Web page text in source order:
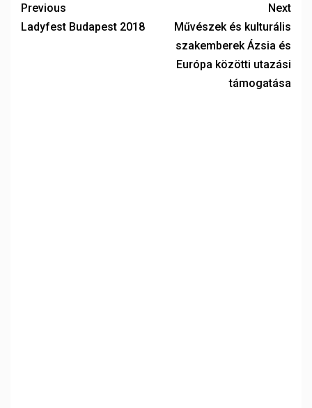
Previous
Ladyfest Budapest 2018
Next
Művészek és kulturális
szakemberek Ázsia és
Európa közötti utazási
támogatása